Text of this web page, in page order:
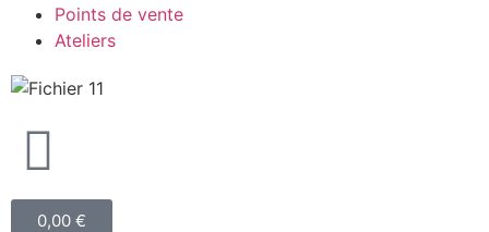
Points de vente
Ateliers
0,00 €